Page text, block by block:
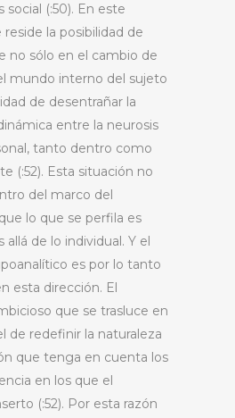
social (:50). En este
la posibilidad de
no sólo en el cambio de
mundo interno del sujeto
de desentrañar la
entre la neurosis
tanto dentro como
(:52). Esta situación no
del marco del
lo que se perfila es
allá de lo individual. Y el
es por lo tanto
esta dirección. El
que se trasluce en
de redefinir la naturaleza
que tenga en cuenta los
en los que el
(:52). Por esta razón